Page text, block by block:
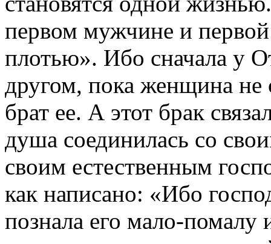
первом мужчине и
плотью». Ибо сначала у
другом, пока женщина не
брат ее. А этот брак
душа соединилась со
своим естественным
как написано: «Ибо
познала его мало-помалу